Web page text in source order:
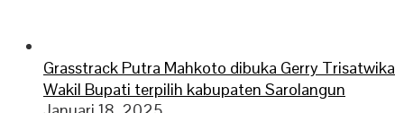
Grasstrack Putra Mahkoto dibuka Gerry Trisatwika
Wakil Bupati terpilih kabupaten Sarolangun